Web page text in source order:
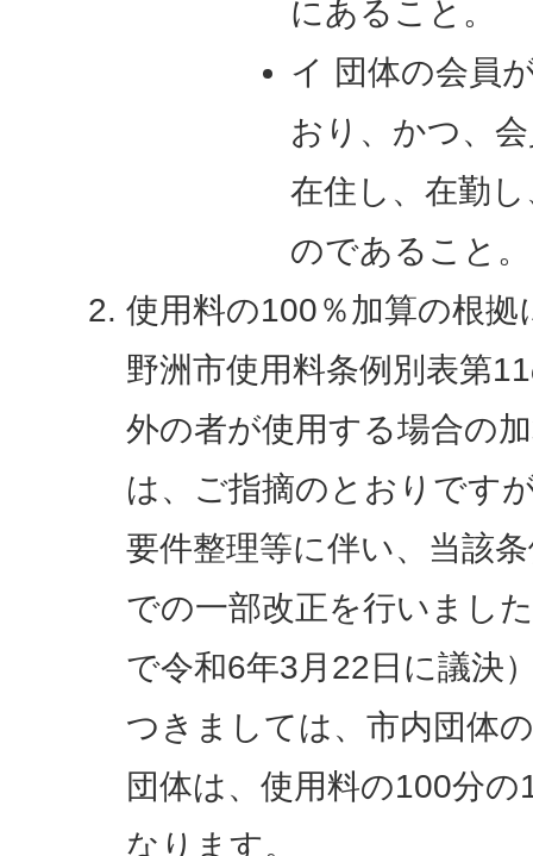
にあること。
イ 団体の会員
おり、かつ、
在住し、在勤
のであること。
使用料の100％加算の根拠
野洲市使用料条例別表第
外の者が使用する場合の
は、ご指摘のとおりです
要件整理等に伴い、当該
での一部改正を行いまし
で令和6年3月22日に議決
つきましては、市内団体
団体は、使用料の100分
なります。